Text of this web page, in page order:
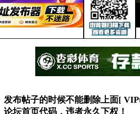
发布帖子的时候不能删除上面[
论坛首页代码，违者永久下权！